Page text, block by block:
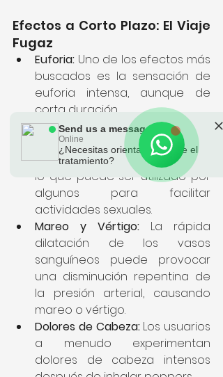
Efectos a Corto Plazo: El Viaje
Fugaz
Euforia: Uno de los efectos más
buscados es la sensación de
euforia intensa, aunque de
corta duración.
Relajación Muscular: Los
poppers pueden causar una
relajación de los músculos lisos,
lo que puede ser utilizado por
algunos para facilitar
actividades sexuales.
Mareo y Vértigo: La rápida
dilatación de los vasos
sanguíneos puede provocar
una disminución repentina de
la presión arterial, causando
mareo o vértigo.
Dolores de Cabeza: Los usuarios
a menudo experimentan
dolores de cabeza intensos
Send us a message
Online
¿Necesitas orientación sobre el
tratamiento?